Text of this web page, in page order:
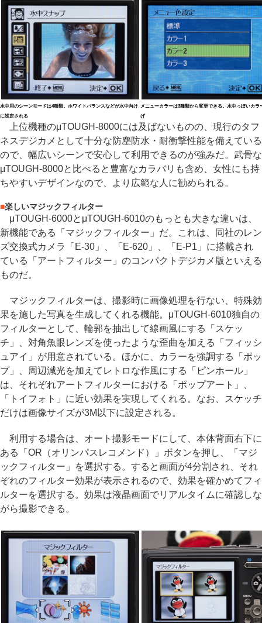
水中用のシーンモードは4種類。ホワイトバランスなどが水中向け
に設定される
メニューカラーは3種類から変更できる。水中っぽいカラ
げ
上位機種のμTOUGH-8000には及ばないものの、現行のタフ
ネスデジカメとして十分な防塵防水・耐衝撃性能を備えている
ので、幅広いシーンで安心して利用できるのが強みだ。武骨な
μTOUGH-8000と比べると豊富なカラバリも含め、女性にも持
ちやすいデザインなので、より広範な人に勧められる。
■楽しいマジックフィルター
μTOUGH-6000とμTOUGH-6010のもっとも大きな違いは、
新機能である「マジックフィルター」だ。これは、同社のレン
ズ交換式カメラ「E-30」、「E-620」、「E-P1」に搭載され
ている「アートフィルター」のコンパクトデジカメ版といえる
ものだ。
マジックフィルターは、撮影時に画像処理を行ない、特殊効
果を施した写真を生成してくれる機能。μTOUGH-6010独自の
フィルターとして、輪郭を抽出して線画風にする「スケッ
チ」、対角魚眼レンズを使ったような歪曲を加える「フィッシ
ュアイ」が用意されている。ほかに、カラーを強調する「ポッ
プ」、周辺減光を加えてレトロな作風にする「ピンホール」
は、それぞれアートフィルターにおける「ポップアート」、
「トイフォト」に近い効果を実現してくれる。なお、スケッチ
だけは画像サイズが3M以下に設定される。
利用する場合は、オート撮影モードにして、本体背面右下に
ある「OR（オリンパスレコメンド）」ボタンを押し、「マジ
ックフィルター」を選択する。すると画面が4分割され、それ
ぞれのフィルター効果が表示されるので、効果を確かめてフィ
ルターを選択する。効果は液晶画面でリアルタイムに確認しな
がら撮影できる。